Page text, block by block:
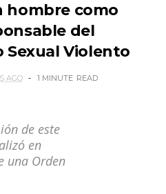
hombre como
del
Sexual Violento
AGO 1 MINUTE READ
de este
en
una Orden